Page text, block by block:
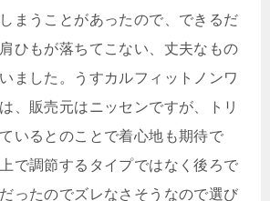
まうことがあったので、できるだ
ひもが落ちてこない、丈夫なもの
ました。うすカルフィットノンワ
、販売元はニッセンですが、トリ
いるとのことで着心地も期待で
で調節するタイプではなく後ろで
ったのでズレなさそうなので選び